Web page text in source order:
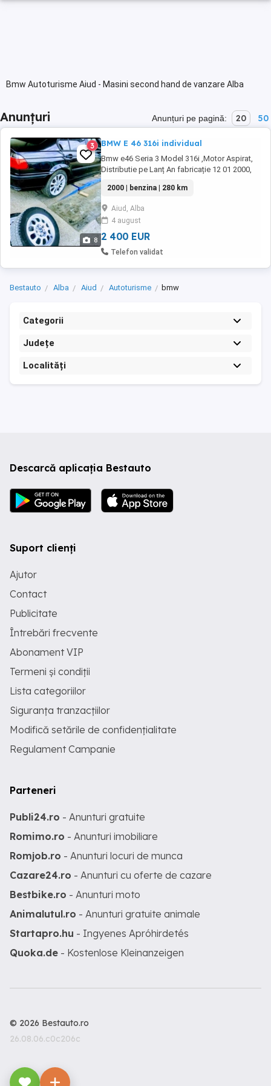
Bmw Autoturisme Aiud - Masini second hand de vanzare Alba
Anunțuri Anunțuri pe pagină: 20 50
8
3 BMW E 46 316i individual
Bmw e46 Seria 3 Model 316i ,Motor Aspirat,
Distributie pe Lanț An fabricație 12 01 2000,
Heliomatic , Aer condiționat Climatronic ,
Trimurii Bord ,Full led interior ,Stopurii led
,Angels Eyse faruri, presurii iarnă vară.
Originale Motor 1.9 Benzină ...
2000 | benzina | 280 km
Aiud, Alba
4 august
2 400 EUR
Telefon validat
Bestauto Alba Aiud Autoturisme bmw
Categorii
Județe
Localități
Descarcă aplicația Bestauto
Suport clienți
Ajutor
Contact
Publicitate
Întrebări frecvente
Abonament VIP
Termeni și condiții
Lista categoriilor
Siguranța tranzacțiilor
Modifică setările de confidențialitate
Regulament Campanie
Parteneri
Publi24.ro - Anunturi gratuite
Romimo.ro - Anunturi imobiliare
Romjob.ro - Anunturi locuri de munca
Cazare24.ro - Anunturi cu oferte de cazare
Bestbike.ro - Anunturi moto
Animalutul.ro - Anunturi gratuite animale
Startapro.hu - Ingyenes Apróhirdetés
Quoka.de - Kostenlose Kleinanzeigen
© 2026 Bestauto.ro
26.08.06.c0c206c